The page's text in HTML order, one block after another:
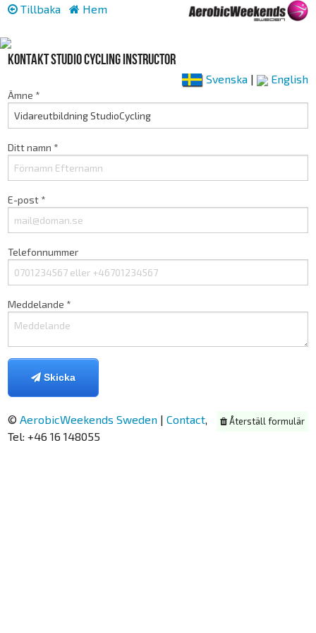
Tillbaka Hem
Kontakt Studio Cycling Instructor
Svenska| English
Ämne *
Ditt namn *
E-post *
Telefonnummer
Meddelande *
Skicka
Återställ formulär
©AerobicWeekends Sweden |Contact,
Tel: +46 16 148055